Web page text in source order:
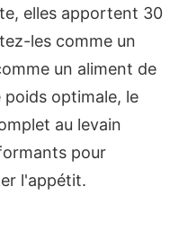
elles apportent 30
les comme un
un aliment de
poids optimale, le
au levain
pour
l'appétit.